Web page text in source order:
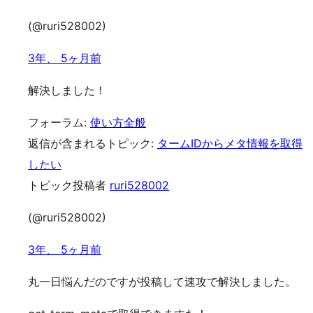
(@ruri528002)
3年、 5ヶ月前
解決しました！
フォーラム: 使い方全般
返信が含まれるトピック: タームIDからメタ情報を取得
したい
トピック投稿者 ruri528002
(@ruri528002)
3年、 5ヶ月前
丸一日悩んだのですが投稿して速攻で解決しました。